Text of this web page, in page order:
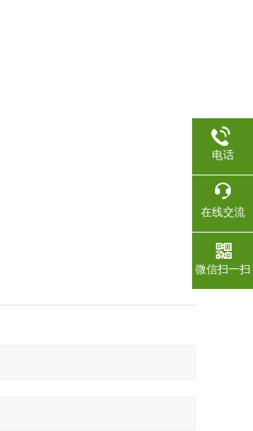
电话
在线交流
微信扫一扫